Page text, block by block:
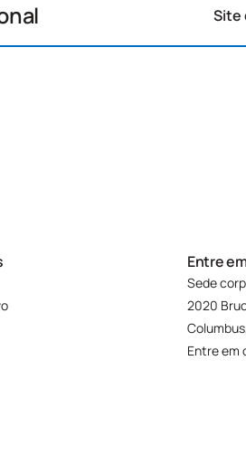
Site
Entre
Sede
2020
Entre em